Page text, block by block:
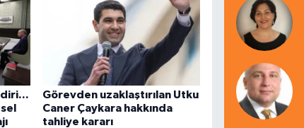
Görevden uzaklaştırılan Utku
Caner Çaykara hakkında
tahliye kararı